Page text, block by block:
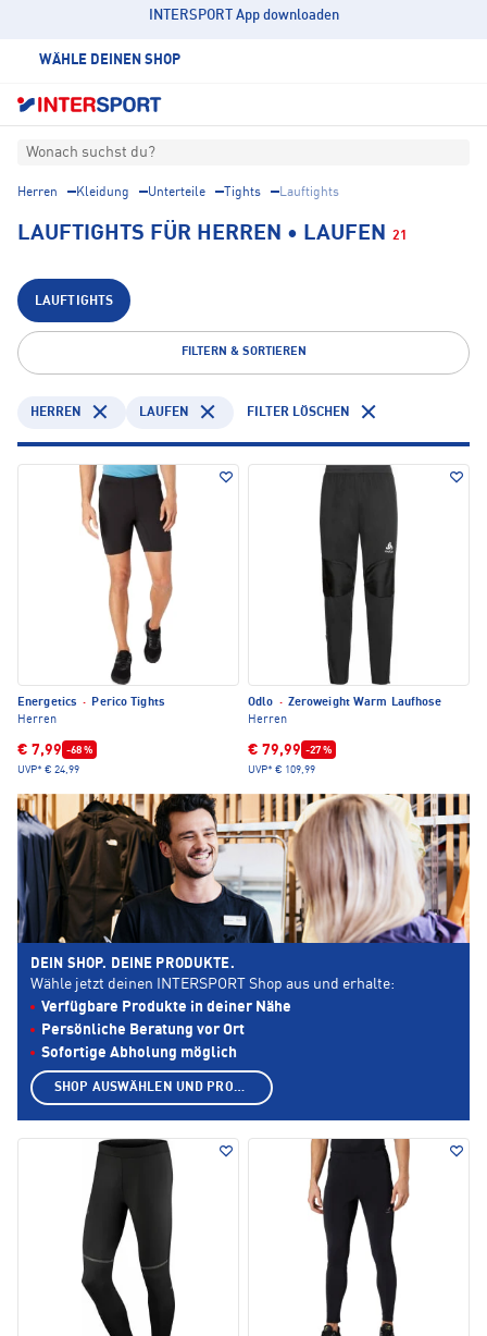
INTERSPORT App downloaden
WÄHLE DEINEN SHOP
Wonach suchst du?
Herren Kleidung Unterteile Tights Lauftights
LAUFTIGHTS FÜR HERREN • LAUFEN 21
LAUFTIGHTS
FILTERN & SORTIEREN
HERREN LAUFEN FILTER LÖSCHEN
Energetics ·
Perico Tights
Herren
€ 7,99 -68 %
UVP* € 24,99
Odlo · Zeroweight Warm Laufhose
Herren
€ 79,99 -27 %
UVP* € 109,99
DEIN SHOP. DEINE PRODUKTE.
Wähle jetzt deinen INTERSPORT Shop aus und erhalte:
Verfügbare Produkte in deiner Nähe
Persönliche Beratung vor Ort
Sofortige Abholung möglich
SHOP AUSWÄHLEN UND PRODUKTE ANZEIGEN